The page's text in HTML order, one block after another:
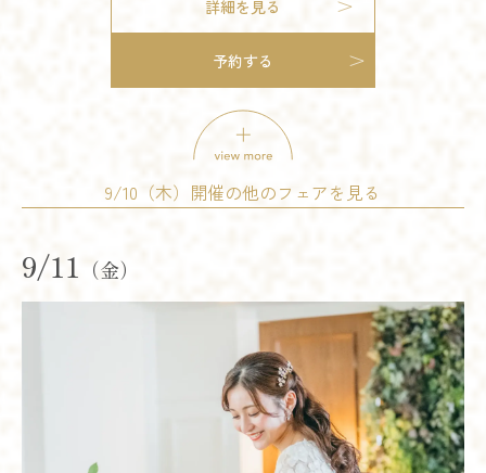
試食会 会場コーディネート展示
相談会
14:00 - 17:00
詳細を見る
予約する
9/10（木）開催の他のフェアを見る
9/11 （金）